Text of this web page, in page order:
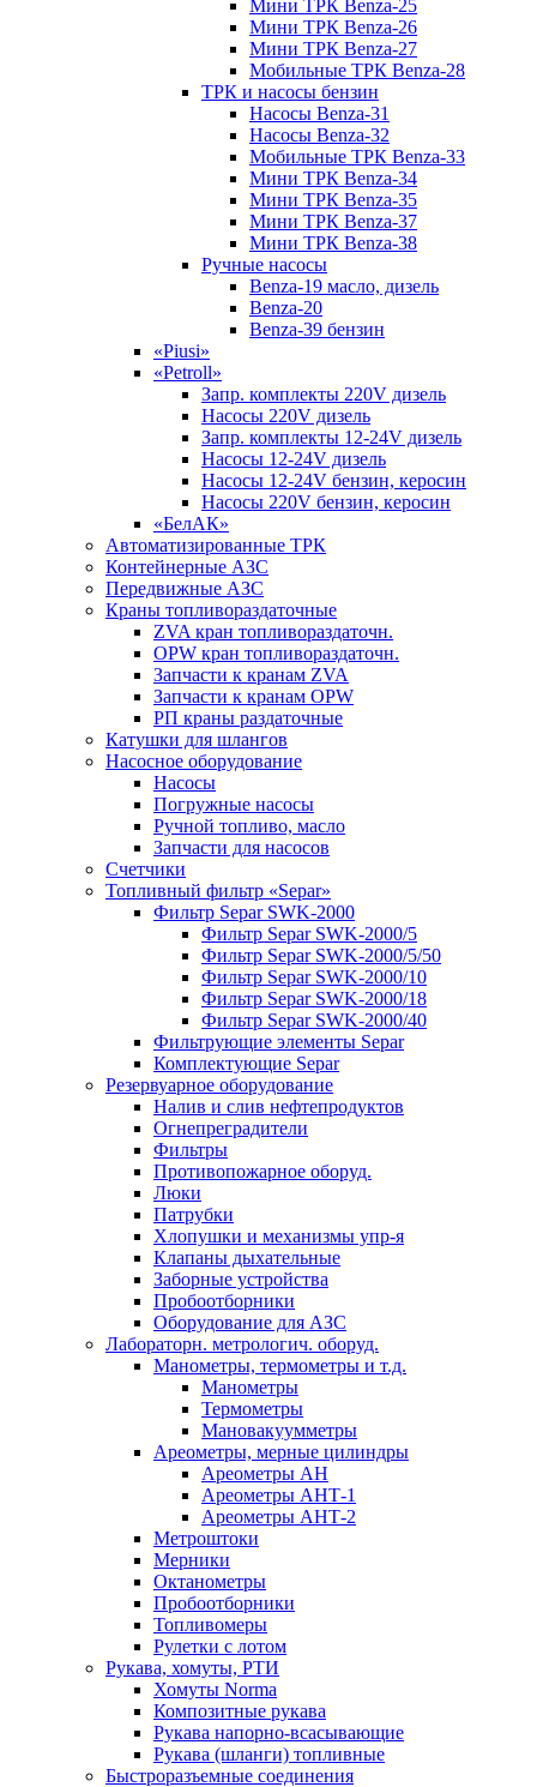
Мини ТРК Benza-25
Мини ТРК Benza-26
Мини ТРК Benza-27
Мобильные ТРК Benza-28
ТРК и насосы бензин
Насосы Benza-31
Насосы Benza-32
Мобильные ТРК Benza-33
Мини ТРК Benza-34
Мини ТРК Benza-35
Мини ТРК Benza-37
Мини ТРК Benza-38
Ручные насосы
Benza-19 масло, дизель
Benza-20
Benza-39 бензин
«Piusi»
«Petroll»
Запр. комплекты 220V дизель
Насосы 220V дизель
Запр. комплекты 12-24V дизель
Насосы 12-24V дизель
Насосы 12-24V бензин, керосин
Насосы 220V бензин, керосин
«БелАК»
Автоматизированные ТРК
Контейнерные АЗС
Передвижные АЗС
Краны топливораздаточные
ZVA кран топливораздаточн.
OPW кран топливораздаточн.
Запчасти к кранам ZVA
Запчасти к кранам OPW
РП краны раздаточные
Катушки для шлангов
Насосное оборудование
Насосы
Погружные насосы
Ручной топливо, масло
Запчасти для насосов
Счетчики
Топливный фильтр «Separ»
Фильтр Separ SWK-2000
Фильтр Separ SWK-2000/5
Фильтр Separ SWK-2000/5/50
Фильтр Separ SWK-2000/10
Фильтр Separ SWK-2000/18
Фильтр Separ SWK-2000/40
Фильтрующие элементы Separ
Комплектующие Separ
Резервуарное оборудование
Налив и слив нефтепродуктов
Огнепреградители
Фильтры
Противопожарное оборуд.
Люки
Патрубки
Хлопушки и механизмы упр-я
Клапаны дыхательные
Заборные устройства
Пробоотборники
Оборудование для АЗС
Лабораторн. метрологич. оборуд.
Манометры, термометры и т.д.
Манометры
Термометры
Мановакуумметры
Ареометры, мерные цилиндры
Ареометры АН
Ареометры АНТ-1
Ареометры АНТ-2
Метроштоки
Мерники
Октанометры
Пробоотборники
Топливомеры
Рулетки с лотом
Рукава, хомуты, РТИ
Хомуты Norma
Композитные рукава
Рукава напорно-всасывающие
Рукава (шланги) топливные
Быстроразъемные соединения